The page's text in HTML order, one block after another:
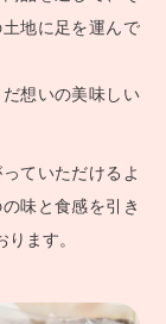
地に足を運んで
想いの美味しい
ていただけるよ
味と食感を引き
ます。